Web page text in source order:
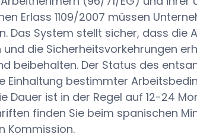
Erlass 1109/2007 müssen
Das System stellt sicher, dass
die Sicherheitsvorkehrungen
beibehalten. Der Status des
Einhaltung bestimmter
Dauer ist in der Regel auf 12-24
finden Sie beim spanischen
Kommission.